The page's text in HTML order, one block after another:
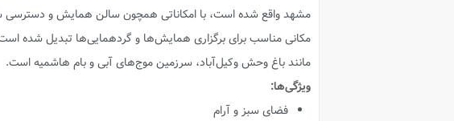
مشهد واقع شده است، با امکاناتی همچون سالن همایش و دسترسی
مکانی مناسب برای برگزاری همایش‌ها و گردهمایی‌ها تبدیل شده
مانند باغ وحش وکیل‌آباد، سرزمین موج‌های آبی و بام هاشمیه است.
ویژگی‌ها:
فضای سبز و آرام